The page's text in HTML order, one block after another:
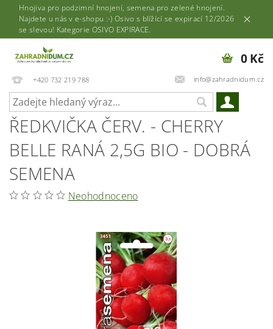
Hnojiva pro podzimní hnojení, semena pro zelené hnojení.
Najdete u nás v e-shopu :-) Osivo s blížící se expirací 12/2026
se slevou! Kategorie OSIVO EXPIRACE.
+420 732 219 788 info@zahradnidum.cz
0 Kč
ŘEDKVIČKA ČERV. - CHERRY
BELLE RANÁ 2,5G BIO - DOBRÁ
SEMENA
Neohodnoceno